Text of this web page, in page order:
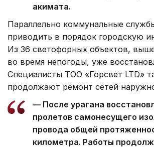
акимата.
Параллельно коммунальные
приводить в порядок городскую
Из 36 светофорных объектов,
во время непогоды, уже
Специалисты ТОО «Горсвет LTD»
продолжают ремонт сетей
— После урагана
пролетов самонесущего
провода общей
километра. Работы